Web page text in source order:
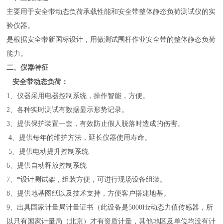
主要用于安全带动态负荷承载性能和安全带整体静态负荷测试仪的实
验仪器。
是根据安全带新国标设计，用做测试围杆作业安全带的整体静态负荷
能力。
二、仪器特征
安全带动态负荷：
1、仪器采用电器控制系统，操作智能，方便。
2、各种实时测试有数据显示形势记录。
3、提供保护装置一套，有效防止假人脱落时造成的伤害。
4、提供每年的维护方法，延长仪器使用寿命。
5、提供电动提升控制系统
6、提供自动释放控制系统
7、*设计测试架，组装方便，可进行现场设备组装。
8、提供地基图纸以及技术支持，方便客户搭建地基。
9、出具国家计量局计量证书（此设备是5000Hz动态力值传感器，所
以只有国家计量局（北京）才有资质计量，其他地区及单位均没有计